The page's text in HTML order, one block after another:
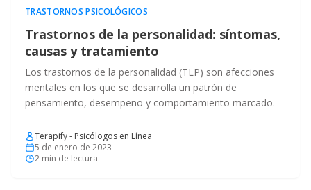
TRASTORNOS PSICOLÓGICOS
Trastornos de la personalidad: síntomas,
causas y tratamiento
Los trastornos de la personalidad (TLP) son afecciones
mentales en los que se desarrolla un patrón de
pensamiento, desempeño y comportamiento marcado.
Terapify - Psicólogos en Línea
5 de enero de 2023
2 min de lectura